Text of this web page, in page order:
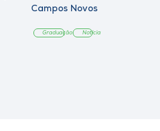
Campos Novos
Graduação Notícia